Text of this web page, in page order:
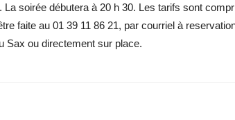
soirée débutera à 20 h 30. Les tarifs sont
faite au 01 39 11 86 21, par courriel à
Sax ou directement sur place.